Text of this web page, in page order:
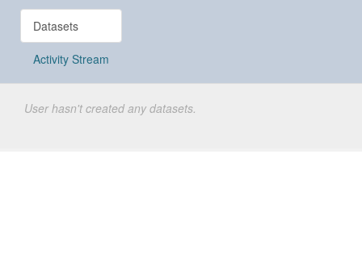
Datasets
Activity Stream
User hasn't created any datasets.